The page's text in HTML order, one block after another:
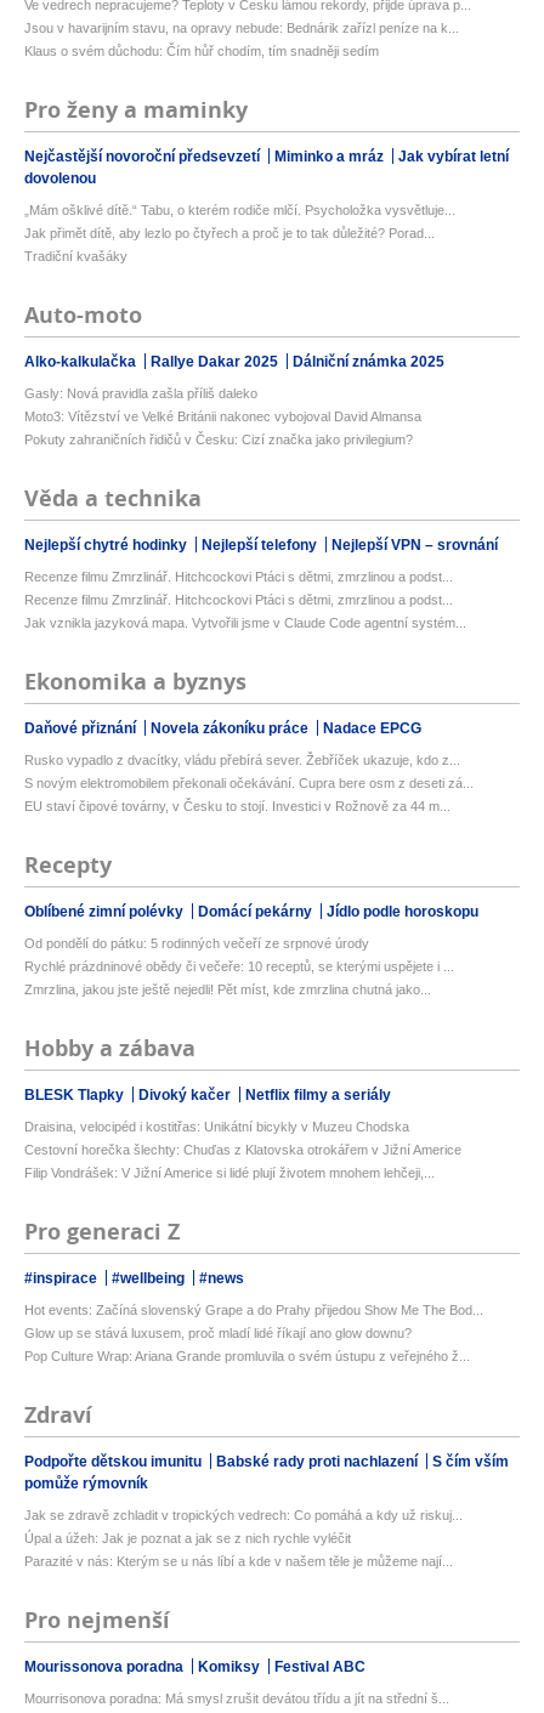
Ve vedrech nepracujeme? Teploty v Česku lámou rekordy, přijde úprava p...
Jsou v havarijním stavu, na opravy nebude: Bednárik zařízl peníze na k...
Klaus o svém důchodu: Čím hůř chodím, tím snadněji sedím
Pro ženy a maminky
Nejčastější novoroční předsevzetí Miminko a mráz
Jak vybírat letní
dovolenou
„Mám ošklivé dítě.“ Tabu, o kterém rodiče mlčí. Psycholožka vysvětluje...
Jak přimět dítě, aby lezlo po čtyřech a proč je to tak důležité? Porad...
Tradiční kvašáky
Auto-moto
Alko-kalkulačka Rallye Dakar 2025 Dálniční známka 2025
Gasly: Nová pravidla zašla příliš daleko
Moto3: Vítězství ve Velké Británii nakonec vybojoval David Almansa
Pokuty zahraničních řidičů v Česku: Cizí značka jako privilegium?
Věda a technika
Nejlepší chytré hodinky Nejlepší telefony Nejlepší VPN – srovnání
Recenze filmu Zmrzlinář. Hitchcockovi Ptáci s dětmi, zmrzlinou a podst...
Recenze filmu Zmrzlinář. Hitchcockovi Ptáci s dětmi, zmrzlinou a podst...
Jak vznikla jazyková mapa. Vytvořili jsme v Claude Code agentní systém...
Ekonomika a byznys
Daňové přiznání Novela zákoníku práce Nadace EPCG
Rusko vypadlo z dvacítky, vládu přebírá sever. Žebříček ukazuje, kdo z...
S novým elektromobilem překonali očekávání. Cupra bere osm z deseti zá...
EU staví čipové továrny, v Česku to stojí. Investici v Rožnově za 44 m...
Recepty
Oblíbené zimní polévky Domácí pekárny Jídlo podle horoskopu
Od pondělí do pátku: 5 rodinných večeří ze srpnové úrody
Rychlé prázdninové obědy či večeře: 10 receptů, se kterými uspějete i ...
Zmrzlina, jakou jste ještě nejedli! Pět míst, kde zmrzlina chutná jako...
Hobby a zábava
BLESK Tlapky Divoký kačer Netflix filmy a seriály
Draisina, velocipéd i kostitřas: Unikátní bicykly v Muzeu Chodska
Cestovní horečka šlechty: Chuďas z Klatovska otrokářem v Jižní Americe
Filip Vondrášek: V Jižní Americe si lidé plují životem mnohem lehčeji,...
Pro generaci Z
#inspirace #wellbeing #news
Hot events: Začíná slovenský Grape a do Prahy přijedou Show Me The Bod...
Glow up se stává luxusem, proč mladí lidé říkají ano glow downu?
Pop Culture Wrap: Ariana Grande promluvila o svém ústupu z veřejného ž...
Zdraví
Podpořte dětskou imunitu Babské rady proti nachlazení
S čím vším
pomůže rýmovník
Jak se zdravě zchladit v tropických vedrech: Co pomáhá a kdy už riskuj...
Úpal a úžeh: Jak je poznat a jak se z nich rychle vyléčit
Parazité v nás: Kterým se u nás líbí a kde v našem těle je můžeme nají...
Pro nejmenší
Mourissonova poradna Komiksy Festival ABC
Mourrisonova poradna: Má smysl zrušit devátou třídu a jít na střední š...